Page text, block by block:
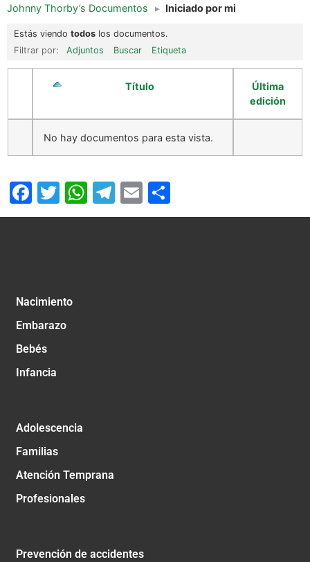
Johnny Thorby’s Documentos ▸ Iniciado por mi
Estás viendo todos los documentos.
Filtrar por:
Adjuntos Buscar Etiqueta
Título
Última
edición
No hay documentos para esta vista.
Facebook
Twitter
WhatsApp
Telegram
Email
Nacimiento
Embarazo
Bebés
Infancia
Adolescencia
Familias
Atención Temprana
Profesionales
Prevención de accidentes